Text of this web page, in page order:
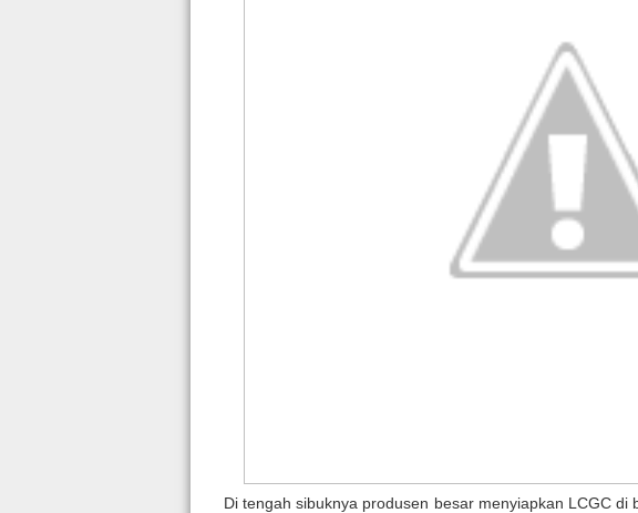
Di tengah sibuknya produsen besar menyiapkan LCGC di